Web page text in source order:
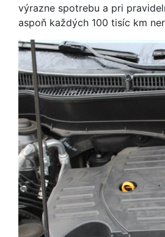
výrazne spotrebu a pri
aspoň každých 100 tisíc km